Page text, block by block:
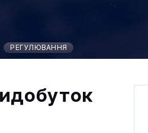
РЕГУЛЮВАННЯ